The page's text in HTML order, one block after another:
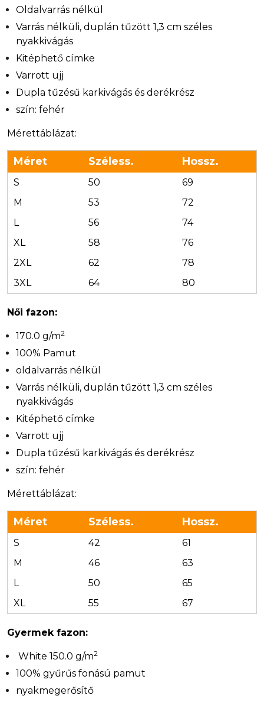
Oldalvarrás nélkül
Varrás nélküli, duplán tűzött 1,3 cm széles
nyakkivágás
Kitéphető címke
Varrott ujj
Dupla tűzésű karkivágás és derékrész
szín: fehér
Mérettáblázat:
Méret Széless. Hossz.
S 50
69
M
53
72
L
56
74
XL
58
76
2XL
62
78
3XL
64 80
Női fazon:
170.0 g/m2
100% Pamut
oldalvarrás nélkül
Varrás nélküli, duplán tűzött 1,3 cm széles
nyakkivágás
Kitéphető címke
Varrott ujj
Dupla tűzésű karkivágás és derékrész
szín: fehér
Mérettáblázat:
Méret Széless. Hossz.
S 42
61
M
46
63
L
50
65
XL
55 67
Gyermek fazon:
White 150.0 g/m2
100% gyűrűs fonású pamut
nyakmegerősítő